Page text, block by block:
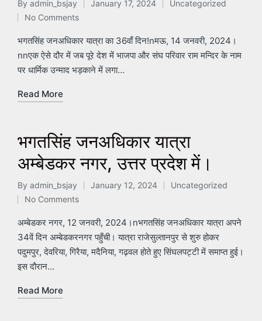
Posted
by
By admin_bsjay January 17, 2024
Posted
Uncategorized
No Comments
भगतसिंह जनअधिकार यात्रा का 36वाँ दिन!nमऊ, 14 जनवरी, 2024।
nnएक ऐसे दौर में जब पूरे देश में भाजपा और संघ परिवार राम मन्दिर के नाम
पर धार्मिक उन्माद भड़काने में लगा…
Read More
भगतसिंह जनअधिकार यात्रा
अम्बेडकर नगर, उत्तर प्रदेश में।
Posted
by
By admin_bsjay January 12, 2024
Posted
Uncategorized
No Comments
अम्बेडकर नगर, 12 जनवरी, 2024।nभगतसिंह जनअधिकार यात्रा अपने
34वें दिन अम्बेडकरनगर पहुँची। यात्रा राजेसुल्तानपुर से शुरु होकर
पदुमपुर, देवरिया, गिरैया, मदैनिया, गढ़वल होते हुए सिंघलपट्टी में समाप्त हुई।
इस दौरान…
Read More